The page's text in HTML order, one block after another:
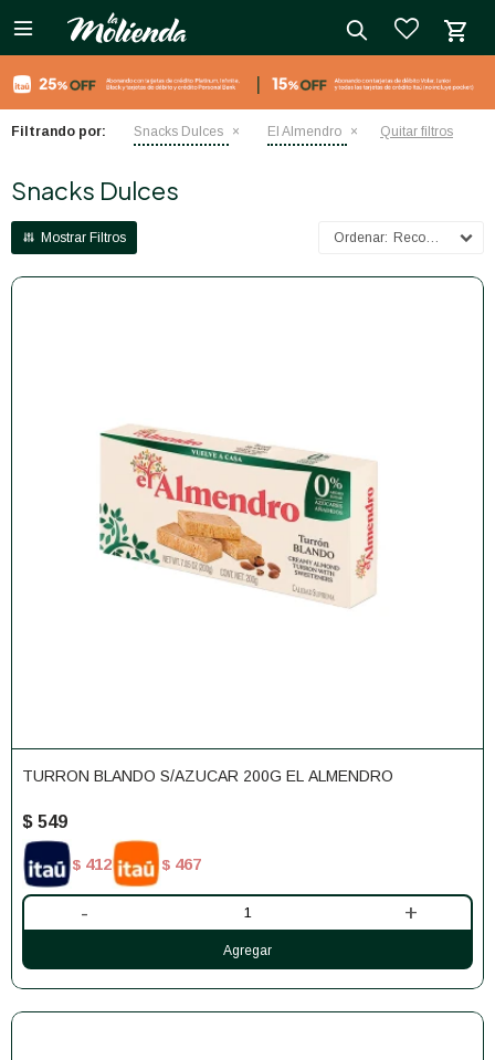

Filtrando por: Snacks Dulces El Almendro Quitar filtros
Snacks Dulces
Recomendados
TURRON BLANDO S/AZUCAR 200G EL ALMENDRO
$ 549
$ 412 $ 467
- +